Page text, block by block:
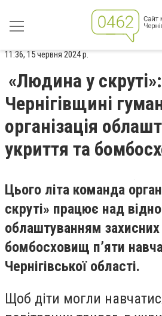
11:36, 15 червня 2024 р.
«Людина у
Чернігівщині
організація
укриття та
Цього літа команда
скруті» працює над
облаштуванням захисних
бомбосховищ пʼяти
Чернігівської області.
Щоб діти могли